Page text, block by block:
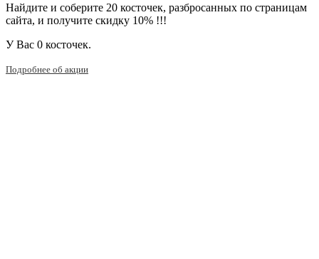
Найдите и соберите 20 косточек, разбросанных по страницам
сайта, и получите скидку 10% !!!
У Вас 0 косточек.
Подробнее об акции